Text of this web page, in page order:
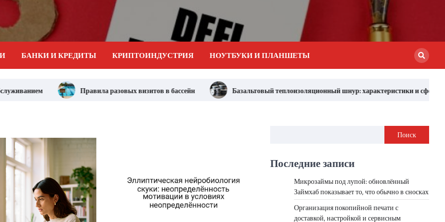
БАНКИ И КРЕДИТЫ КРИПТОИНДУСТРИЯ НОУТБУКИ И ПЛАНШЕТЫ
Правила разовых визитов в бассейн Базальтовый теплоизоляционный шнур: характеристики и сферы использования
Поиск
Последние записи
Микрозаймы под лупой: обновлённый
Займхаб показывает то, что обычно в сносках
Организация покопийной печати с
доставкой, настройкой и сервисным